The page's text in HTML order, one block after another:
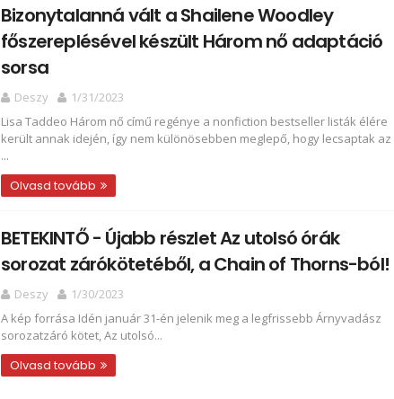
Bizonytalanná vált a Shailene Woodley
főszereplésével készült Három nő adaptáció
sorsa
Deszy
1/31/2023
Lisa Taddeo Három nő című regénye a nonfiction bestseller listák élére
került annak idején, így nem különösebben meglepő, hogy lecsaptak az
...
Olvasd tovább
BETEKINTŐ - Újabb részlet Az utolsó órák
sorozat zárókötetéből, a Chain of Thorns-ból!
Deszy
1/30/2023
A kép forrása Idén január 31-én jelenik meg a legfrissebb Árnyvadász
sorozatzáró kötet, Az utolsó...
Olvasd tovább